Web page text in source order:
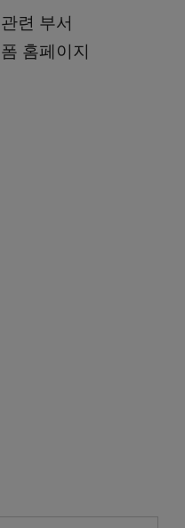
련 부서
홈페이지